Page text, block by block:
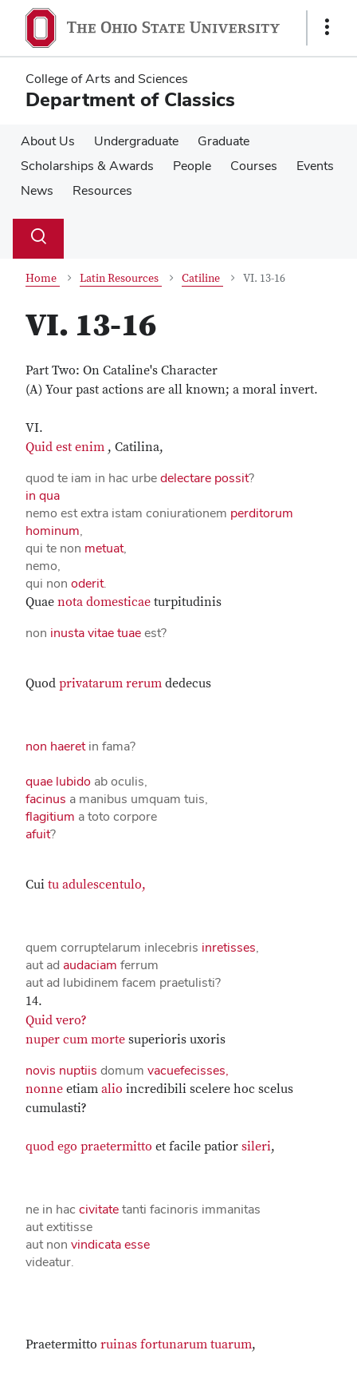
main
content
main
content
Show
College of Arts and Sciences
Department of Classics
About Us Undergraduate
Graduate
Scholarships & Awards
People Courses
Events
News
Resources
Search
Toggle
Home Latin Resources Catiline VI. 13-16
VI. 13-16
Part Two: On Cataline's Character
(A) Your past actions are all known; a moral invert.
VI.
Quid est enim , Catilina,
quod te iam in hac urbedelectare possit?
in qua
nemo est extra istam coniurationem perditorum
hominum,
qui te non metuat,
nemo,
qui non oderit.
Quae nota domesticae turpitudinis
non inustavitae tuaeest?
Quod privatarum rerum dedecus
non haeretin fama?
quae lubido ab oculis,
facinus a manibus umquam tuis,
flagitium a toto corpore
afuit?
Cui tu adulescentulo,
quem corruptelarum inlecebris inretisses,
aut ad audaciam ferrum
aut ad lubidinem facem praetulisti?
14.
Quid vero?
nuper cum morte superioris uxoris
novis nuptiis domum vacuefecisses,
nonne etiam alio incredibili scelere hoc scelus
cumulasti?
quod ego praetermitto et facile patior sileri,
ne in hac civitatetanti facinoris immanitas
aut extitisse
aut non vindicata esse
videatur.
Praetermitto ruinas fortunarum tuarum,